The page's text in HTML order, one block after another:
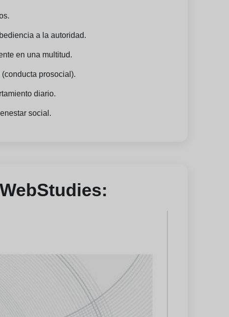
a la autoridad.
en una multitud.
prosocial).
diario.
social.